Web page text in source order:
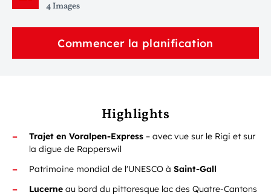
4 Images
Commencer la planification
Highlights
Trajet en Voralpen-Express – avec vue sur le Rigi et sur
la digue de Rapperswil
Patrimoine mondial de l'UNESCO à Saint-Gall
Lucerne au bord du pittoresque lac des Quatre-Cantons